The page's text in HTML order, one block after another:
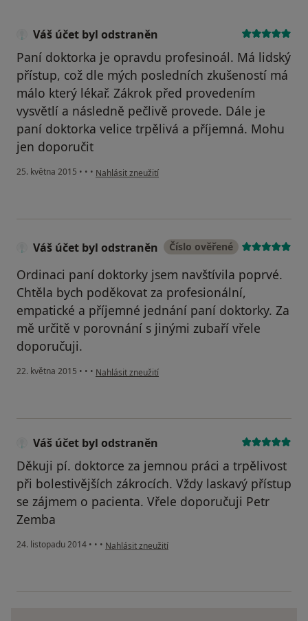
Váš účet byl odstraněn
Paní doktorka je opravdu profesinoál. Má lidský
přístup, což dle mých posledních zkušeností má
málo který lékař. Zákrok před provedením
vysvětlí a následně pečlivě provede. Dále je
paní doktorka velice trpělivá a příjemná. Mohu
jen doporučit
25. května 2015 • • • podle názoru uživatele Váš účet byl odstraněn
Nahlásit zneužití
Váš účet byl odstraněn Číslo ověřené
Ordinaci paní doktorky jsem navštívila poprvé.
Chtěla bych poděkovat za profesionální,
empatické a příjemné jednání paní doktorky. Za
mě určitě v porovnání s jinými zubaří vřele
doporučuji.
22. května 2015 • • • podle názoru uživatele Váš účet byl odstraněn
Nahlásit zneužití
Váš účet byl odstraněn
Děkuji pí. doktorce za jemnou práci a trpělivost
při bolestivějších zákrocích. Vždy laskavý přístup
se zájmem o pacienta. Vřele doporučuji Petr
Zemba
24. listopadu 2014 • • • podle názoru uživatele Váš účet byl odstraněn
Nahlásit zneužití